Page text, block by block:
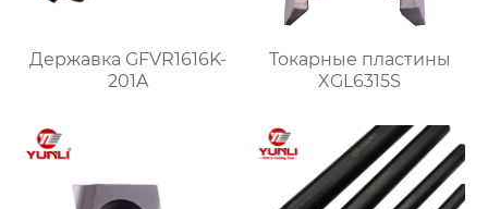
Державка GFVR1616K-
201A
Токарные пластины
XGL6315S